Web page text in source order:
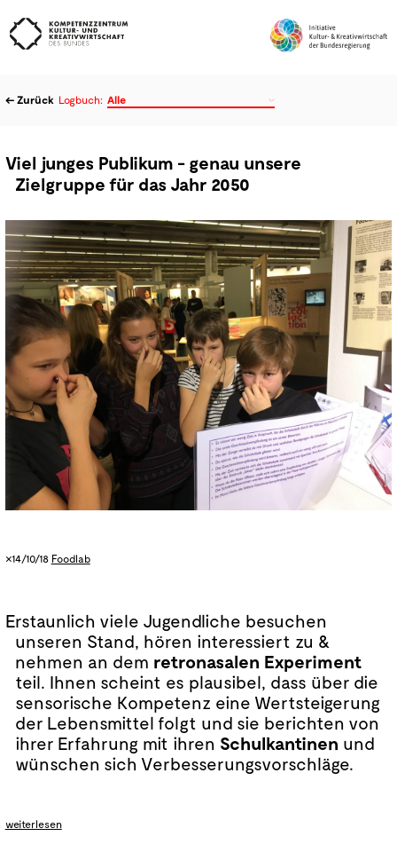
← Zurück Logbuch: Alle
Foodlab
Testmärkte
Faithlab
creativeALPSlab
Viel junges Publikum - genau unsere
Zielgruppe für das Jahr 2050
×14/10/18 Foodlab
Erstaunlich viele Jugendliche besuchen
unseren Stand, hören interessiert zu &
nehmen an dem retronasalen Experiment
teil. Ihnen scheint es plausibel, dass über die
sensorische Kompetenz eine Wertsteigerung
der Lebensmittel folgt und sie berichten von
ihrer Erfahrung mit ihren Schulkantinen und
wünschen sich Verbesserungsvorschläge.
weiterlesen